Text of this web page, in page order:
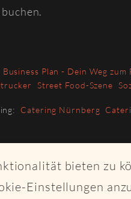
bieten zu
Einstellungen
buchen.
Business Plan - Dein Weg zum
Street Food-Szene
Catering Nürnberg